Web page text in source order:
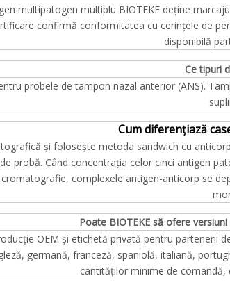
multipatogen multiplu BIOTEKE deține
confirmă conformitatea cu cerințele de
disponibilă
Ce tipuri
probele de tampon nazal anterior (ANS).
Cum diferențiază
și folosește metoda sandwich cu
probă. Când concentrația celor cinci antigen
complexele antigen-anticorp se
Poate BIOTEKE să ofere
OEM și etichetă privată pentru partenerii
germană, franceză, spaniolă, italiană,
cantităților minime de comandă,